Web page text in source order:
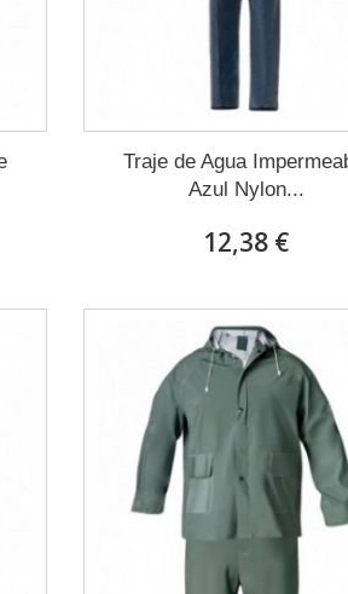
Traje de Agua
Azul Nylon...
12,38 €